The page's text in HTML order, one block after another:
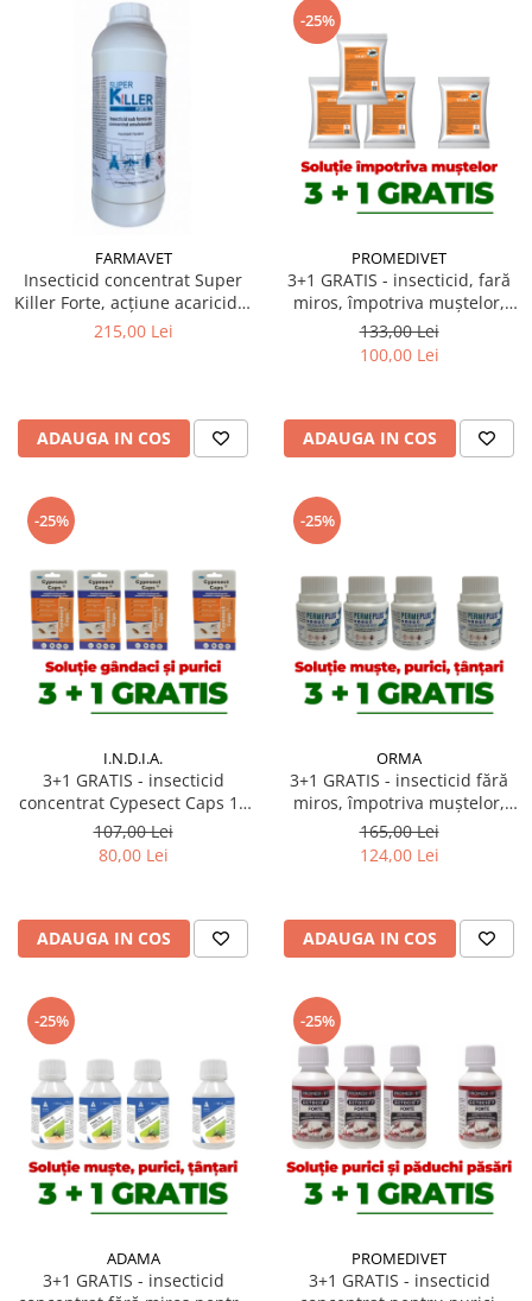
FARMAVET
Insecticid concentrat Super
Killer Forte, acțiune acaricidă,
flacon 1L
215,00 Lei
ADAUGA IN COS
-25%
PROMEDIVET
3+1 GRATIS - insecticid, fară
miros, împotriva muștelor,
Sojet 10 gr
133,00 Lei
100,00 Lei
ADAUGA IN COS
-25%
I.N.D.I.A.
3+1 GRATIS - insecticid
concentrat Cypesect Caps 10
ml, fără miros, eficient contra
gândacilor, ploșnițelor și
puricilor
107,00 Lei
80,00 Lei
ADAUGA IN COS
-25%
ORMA
3+1 GRATIS - insecticid fără
miros, împotriva muștelor,
țânțarilor, Perme Plus 50 ml
165,00 Lei
124,00 Lei
ADAUGA IN COS
-25%
ADAMA
3+1 GRATIS - insecticid
-25%
PROMEDIVET
3+1 GRATIS - insecticid